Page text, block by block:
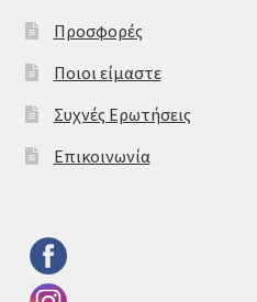
Προσφορές
Ποιοι είμαστε
Συχνές Ερωτήσεις
Επικοινωνία